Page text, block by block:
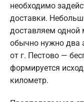
необходимо
доставки.
доставляем
обычно нужно два
от г. Пестово —
формируется
километр.